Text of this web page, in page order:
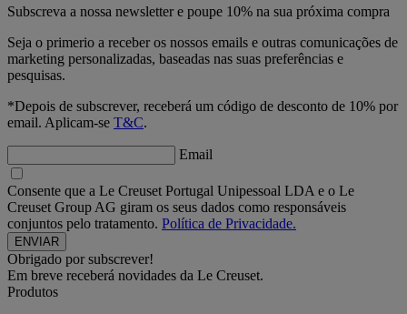
Subscreva a nossa newsletter e poupe 10% na sua próxima compra
Seja o primerio a receber os nossos emails e outras comunicações de
marketing personalizadas, baseadas nas suas preferências e
pesquisas.
*Depois de subscrever, receberá um código de desconto de 10% por
email. Aplicam-se T&C.
Email
Consente que a Le Creuset Portugal Unipessoal LDA e o Le
Creuset Group AG giram os seus dados como responsáveis
conjuntos pelo tratamento. Política de Privacidade.
Obrigado por subscrever!
Em breve receberá novidades da Le Creuset.
Produtos